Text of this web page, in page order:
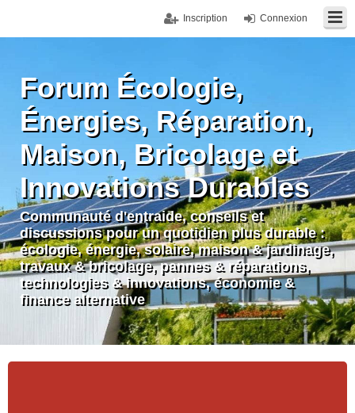
Connexion
Inscription
Forum Écologie,
Énergies, Réparation,
Maison, Bricolage et
Innovations Durables
Communauté d'entraide, conseils et
discussions pour un quotidien plus durable :
écologie, énergie, solaire, maison & jardinage,
travaux & bricolage, pannes & réparations,
technologies & innovations, économie &
finance alternative